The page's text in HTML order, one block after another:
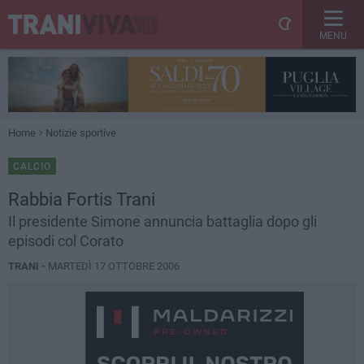
MENU
Home Notizie sportive
CALCIO
Rabbia Fortis Trani
Il presidente Simone annuncia battaglia dopo gli
episodi col Corato
TRANI - MARTEDÌ 17 OTTOBRE 2006